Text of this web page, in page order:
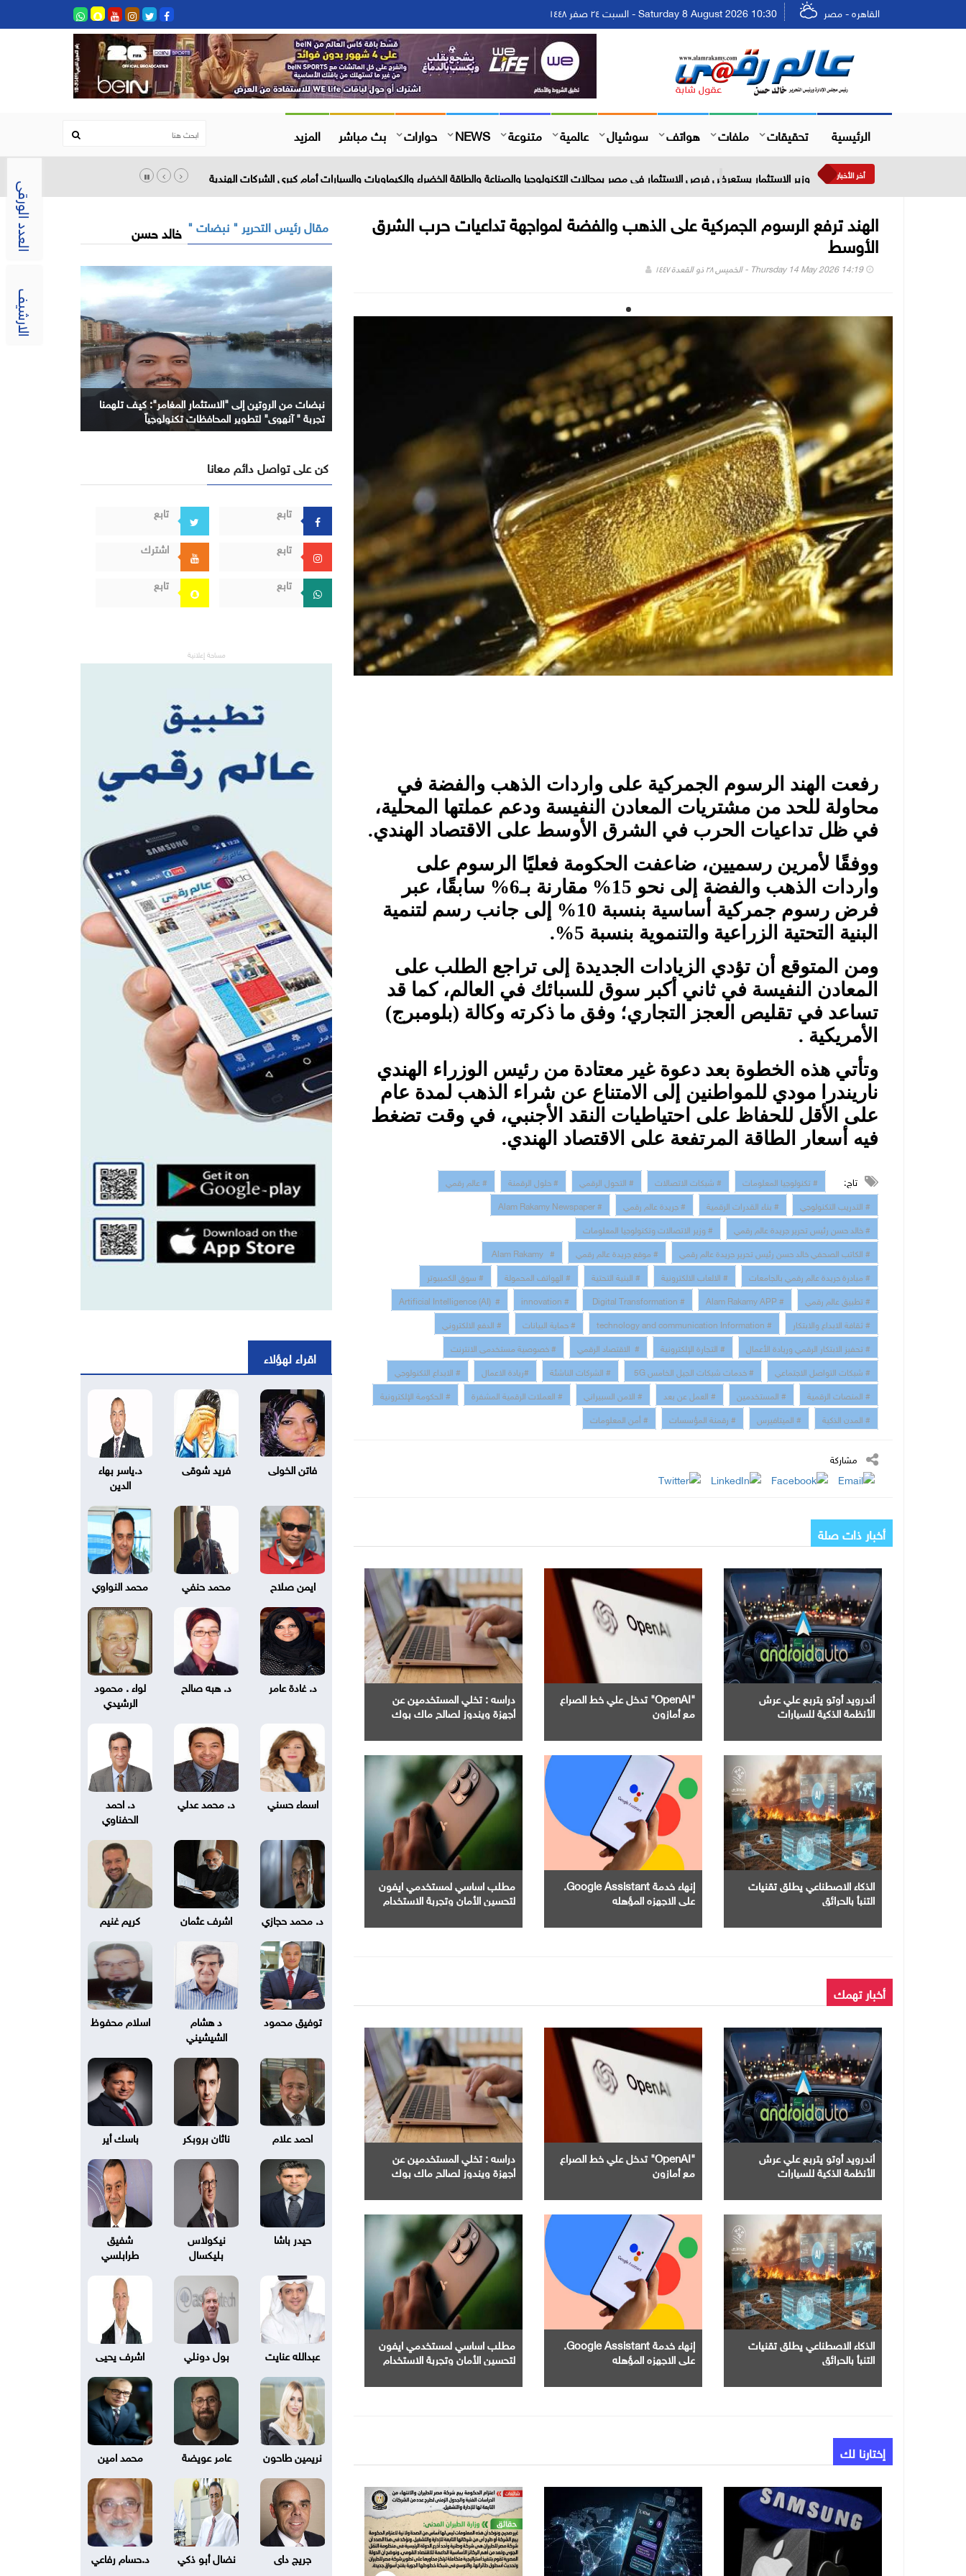
العدد الورقى
الارشيف
القاهره - مصر Saturday 8 August 2026 10:30 - السبت ٢٤ صفر ١٤٤٨
الرئيسية تحقيقات ملفات هواتف سوشيال عالمية متنوعة NEWS حوارات بث مباشر المزيد
أخر الأخبار وزير الاستثمار يستعرض فرص الاستثمار في مصر بمجالات التكنولوجيا والصناعة والطاقة الخضراء والكيماويات والسيارات أمام كبرى الشركات الهندية
الهند ترفع الرسوم الجمركية على الذهب والفضة لمواجهة تداعيات حرب الشرق
الأوسط
Thursday 14 May 2026 14:19 - الخميس ٢٨ ذو القعدة ١٤٤٧
رفعت الهند الرسوم الجمركية على واردات الذهب والفضة في
محاولة للحد من مشتريات المعادن النفيسة ودعم عملتها المحلية،
في ظل تداعيات الحرب في الشرق الأوسط على الاقتصاد الهندي.
ووفقًا لأمرين رسميين، ضاعفت الحكومة فعليًا الرسوم على
واردات الذهب والفضة إلى نحو 15% مقارنة بـ6% سابقًا، عبر
فرض رسوم جمركية أساسية بنسبة 10% إلى جانب رسم لتنمية
البنية التحتية الزراعية والتنموية بنسبة 5%.
ومن المتوقع أن تؤدي الزيادات الجديدة إلى تراجع الطلب على
المعادن النفيسة في ثاني أكبر سوق للسبائك في العالم، كما قد
تساعد في تقليص العجز التجاري؛ وفق ما ذكرته وكالة (بلومبرج)
الأمريكية .
وتأتي هذه الخطوة بعد دعوة غير معتادة من رئيس الوزراء الهندي
ناريندرا مودي للمواطنين إلى الامتناع عن شراء الذهب لمدة عام
على الأقل للحفاظ على احتياطيات النقد الأجنبي، في وقت تضغط
فيه أسعار الطاقة المرتفعة على الاقتصاد الهندي.
تاج: # تكنولوجيا المعلومات # شبكات الاتصالات # التحول الرقمي # حلول الرقمنة
# عالم رقمي
# التدريب التكنولوجي
# بناء القدرات الرقمية # جريدة عالم رقمي
# Alam Rakamy Newspaper
# خالد حسن رئيس تحرير جريدة عالم رقمي
# وزير الاتصالات وتكنولوجيا المعلومات
# الكاتب الصحفي خالد حسن رئيس تحرير جريدة عالم رقمي
# موقع جريدة عالم رقمي
# Alam Rakamy
# مبادرة جريدة عالم رقمي بالجامعات
# الالعاب الالكترونية # البنية التحتية # الهواتف المحمولة
# سوق الكمبيوتر
# تطبيق عالم رقمي
# Alam Rakamy APP
# Digital Transformation
# innovation
# Artificial Intelligence (AI)
# ثقافة الابداع والابتكار
# technology and communication Information # حماية البيانات
# الدفع الالكتروني
# تحفيز الابتكار الرقمي وريادة الأعمال
# التجارة الإلكترونية # الاقتصاد الرقمي
# خصوصية مستخدمى الانترنت
# شبكات التواصل الاجتماعي
# خدمات شبكات الجيل الخامس 5G # الشركات الناشئة #ريادة الاعمال
# الابداع التكنولوجي
# المنصات الرقمية
# المستخدمين # العمل عن بعد # الامن السبيراني # العملات الرقمية المشفرة
# الحكومة الإلكترونية
# المدن الذكية
# الميتافيرس # رقمنة المؤسسات # أمن المعلومات
مشاركة
أخبار ذات صلة
أندرويد أوتو يتربع علي عرش
الأنظمة الذكية للسيارات
"OpenAI" تدخل علي خط الصراع
مع أمازون
دراسه : تخلي المستخدمين عن
أجهزة ويندوز لصالح ماك بوك
الذكاء الاصطناعي يطلق تقنيات
التنبأ بالحرائق
إنهاء خدمة Google Assistant.
علي الاجهزه المؤهله
مطلب اساسي لمستخدمي ايفون
لتحسين الأمان وتجربة الاستخدام
أخبار تهمك
أندرويد أوتو يتربع علي عرش
الأنظمة الذكية للسيارات
"OpenAI" تدخل علي خط الصراع
مع أمازون
دراسه : تخلي المستخدمين عن
أجهزة ويندوز لصالح ماك بوك
الذكاء الاصطناعي يطلق تقنيات
التنبأ بالحرائق
إنهاء خدمة Google Assistant.
علي الاجهزه المؤهله
مطلب اساسي لمستخدمي ايفون
لتحسين الأمان وتجربة الاستخدام
إختارنا لك
مقال رئيس التحرير " نبضات " خالد حسن
نبضات من الروتين إلى "الاستثمار المغامر": كيف تلهمنا
تجربة " آنهوي" لتطوير المحافظات تكنولوجياً
كن على تواصل دائم معانا
تابع
تابع
تابع
اشترك
تابع
تابع
مساحة إعلانية
اقراء لهؤلاء
فاتن الخولى فريد شوقى
د.ياسر بهاء
الدين
ايمن صلاح محمد حنفي محمد النواوي
د. غادة عامر د. هبه صالح
لواء . محمود
الرشيدي
اسماء حسني د. محمد عدلي
د. احمد
الحفناوي
د. محمد حجازي اشرف عثمان كريم غنيم
توفيق محمود
د هشام
الشيشيني
اسلام محفوظ
احمد علام ناثان بروبكر باسك أير
حيدر باشا
نيكولاس
بليكسال
شفيق
طرابلسي
عبدالله عنايت بول دونلي اشرف يحيى
نريمين طاحون عامر عويضة محمد امين
جريج داى نضال أبو ذكي د.حسام رفاعي